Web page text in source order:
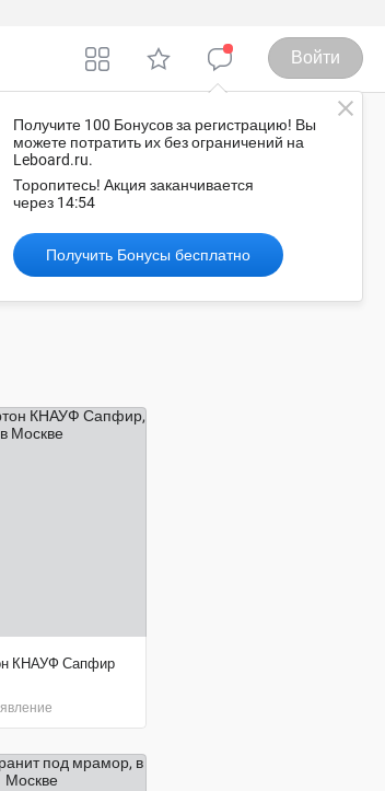
Войти
Получите 100 Бонусовза регистрацию! Вы
можете потратить их без ограничений на
Leboard.ru.
Торопитесь! Акция заканчивается
через 14:53
Получить Бонусы бесплатно
объявления
КНАУФ Сапфир